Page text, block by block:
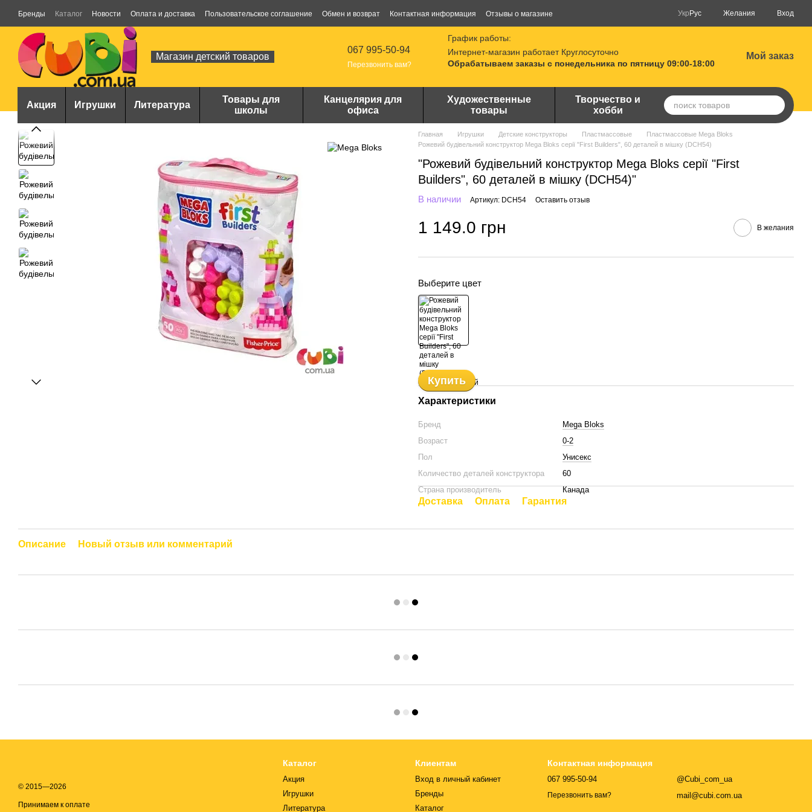
Перейти к основному контенту
Бренды Каталог Новости Оплата и доставка Пользовательское соглашение Обмен и возврат Контактная информация Отзывы о магазине Укр Рус Желания Вход
Магазин детский товаров
067 995-50-94
Перезвонить вам?
График работы:
Интернет-магазин работает Круглосуточно
Обрабатываем заказы с понедельника по пятницу 09:00-18:00
Мой заказ
Акция Игрушки Литература
Товары для
школы
Канцелярия для
офиса
Художественные
товары
Творчество и
хобби
Главная Игрушки Детские конструкторы Пластмассовые
Пластмассовые Mega Bloks
Рожевий будівельний конструктор Mega Bloks серії "First Builders", 60 деталей в мішку (DCH54)
"Рожевий будівельний конструктор Mega Bloks серії "First
Builders", 60 деталей в мішку (DCH54)"
В наличии Артикул: DCH54 Оставить отзыв
1 149.0 грн В желания
Выберите цвет
Купить
Характеристики
Бренд
Mega Bloks
Возраст
0-2
Пол
Унисекс
Количество деталей конструктора
60
Страна производитель
Канада
Доставка Оплата Гарантия
Описание Новый отзыв или комментарий
© 2015—2026
Принимаем к оплате
Каталог
Акция
Игрушки
Литература
Клиентам
Вход в личный кабинет
Бренды
Каталог
Контактная информация
067 995-50-94
Перезвонить вам?
@Cubi_com_ua
mail@cubi.com.ua